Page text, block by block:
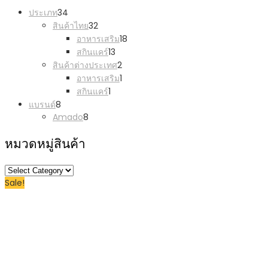
ประเภท34
products
สินค้าไทย32
products
อาหารเสริม18
สกินแคร์13
products
สินค้าต่างประเทศ2
อาหารเสริม1
สกินแคร์1
แบรนด์8
products
Amado8
หมวดหมู่สินค้า
หมวด
หมู่
Sale!